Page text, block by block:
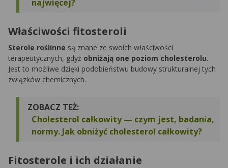
najwięcej?
Właściwości fitosteroli
Sterole roślinne są znane ze swoich właściwości
terapeutycznych, gdyż obniżają one poziom cholesterolu.
Jest to możliwe dzięki podobieństwu budowy strukturalnej tych
związków chemicznych.
ZOBACZ TEŻ:
Cholesterol całkowity — czym jest, badania,
normy. Jak obniżyć cholesterol całkowity?
Fitosterole i ich działanie